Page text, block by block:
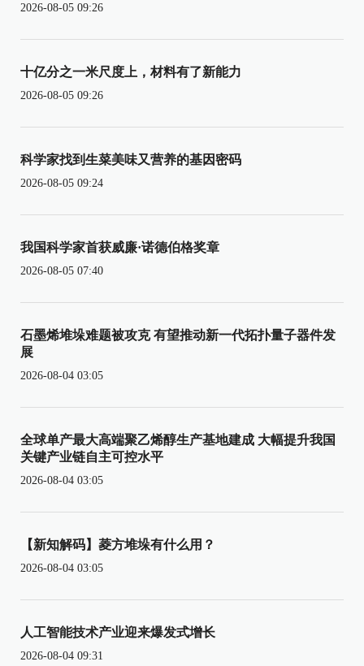
2026-08-05 09:26
十亿分之一米尺度上，材料有了新能力
2026-08-05 09:26
科学家找到生菜美味又营养的基因密码
2026-08-05 09:24
我国科学家首获威廉·诺德伯格奖章
2026-08-05 07:40
石墨烯堆垛难题被攻克 有望推动新一代拓扑量子器件发
展
2026-08-04 03:05
全球单产最大高端聚乙烯醇生产基地建成 大幅提升我国
关键产业链自主可控水平
2026-08-04 03:05
【新知解码】菱方堆垛有什么用？
2026-08-04 03:05
人工智能技术产业迎来爆发式增长
2026-08-04 09:31